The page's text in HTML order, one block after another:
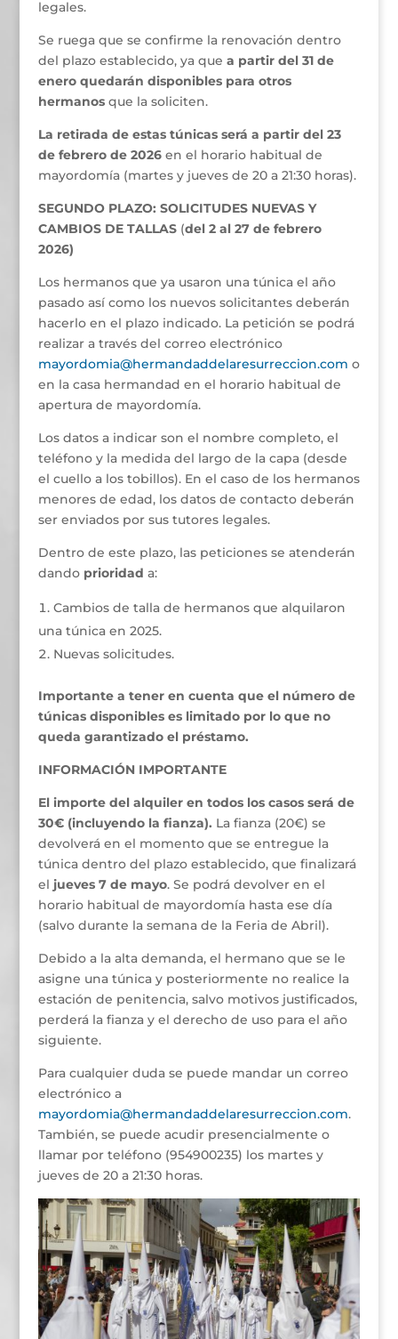
legales.
Se ruega que se confirme la renovación dentro
del plazo establecido, ya que a partir del 31 de
enero quedarán disponibles para otros
hermanosque la soliciten.
La retirada de estas túnicas será a partir del 23
de febrero de 2026en el horario habitual de
mayordomía (martes y jueves de 20 a 21:30 horas).
SEGUNDO PLAZO: SOLICITUDES NUEVAS Y
CAMBIOS DE TALLAS(del 2 al 27 de febrero
2026)
Los hermanos que ya usaron una túnica el año
pasado así como los nuevos solicitantes deberán
hacerlo en el plazo indicado. La petición se podrá
realizar a través del correo electrónico
mayordomia@hermandaddelaresurreccion.com o
en la casa hermandad en el horario habitual de
apertura de mayordomía.
Los datos a indicar son el nombre completo, el
teléfono y la medida del largo de la capa (desde
el cuello a los tobillos). En el caso de los hermanos
menores de edad, los datos de contacto deberán
ser enviados por sus tutores legales.
Dentro de este plazo, las peticiones se atenderán
dandoprioridad a:
Cambios de talla de hermanos que alquilaron
una túnica en 2025.
Nuevas solicitudes.
Importante a tener en cuenta que el número de
túnicas disponibles es limitado por lo que no
queda garantizado el préstamo.
INFORMACIÓN IMPORTANTE
El importe del alquiler en todos los casos será de
30€ (incluyendo la fianza). La fianza (20€) se
devolverá en el momento que se entregue la
túnica dentro del plazo establecido, que finalizará
el jueves 7 de mayo. Se podrá devolver en el
horario habitual de mayordomía hasta ese día
(salvo durante la semana de la Feria de Abril).
Debido a la alta demanda, el hermano que se le
asigne una túnica y posteriormente no realice la
estación de penitencia, salvo motivos justificados,
perderá la fianza y el derecho de uso para el año
siguiente.
Para cualquier duda se puede mandar un correo
electrónico a
mayordomia@hermandaddelaresurreccion.com.
También, se puede acudir presencialmente o
llamar por teléfono (954900235) los martes y
jueves de 20 a 21:30 horas.